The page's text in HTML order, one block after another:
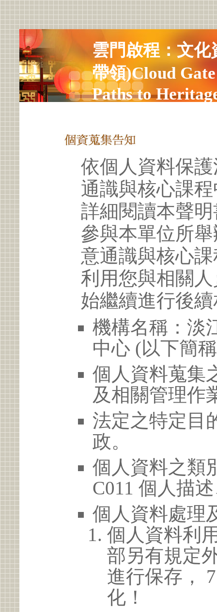
雲門啟程：文
帶領)Cloud
Paths to
依個人資料保
通識與核心課
詳細閱讀本聲
參與本單位所
意通識與核心
利用您與相關
始繼續進行後
機構名稱：淡
中心 (以下簡
個人資料蒐集
及相關管理作
法定之特定目
政。
個人資料之類
C011 個人描
個人資料處理
個人資料利
部另有規定
進行保存，
化！